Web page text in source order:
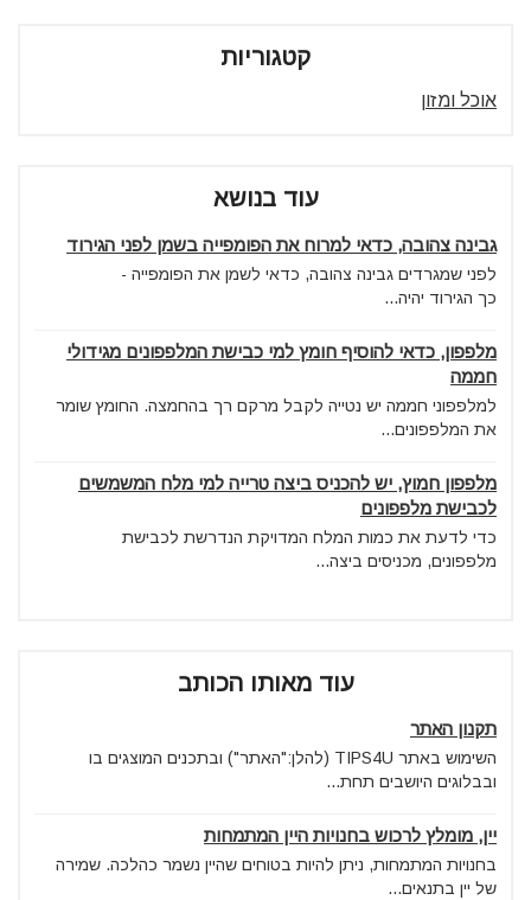
קטגוריות
אוכל ומזון
עוד בנושא
גבינה צהובה, כדאי למרוח את הפומפייה בשמן לפני הגירוד
לפני שמגרדים גבינה צהובה, כדאי לשמן את הפומפייה -
כך הגירוד יהיה...
מלפפון, כדאי להוסיף חומץ למי כבישת המלפפונים מגידולי
חממה
למלפפוני חממה יש נטייה לקבל מרקם רך בהחמצה. החומץ שומר
את המלפפונים...
מלפפון חמוץ, יש להכניס ביצה טרייה למי מלח המשמשים
לכבישת מלפפונים
כדי לדעת את כמות המלח המדויקת הנדרשת לכבישת
מלפפונים, מכניסים ביצה...
עוד מאותו הכותב
תקנון האתר
השימוש באתר TIPS4U (להלן:"האתר") ובתכנים המוצגים בו
ובבלוגים היושבים תחת...
יין, מומלץ לרכוש בחנויות היין המתמחות
בחנויות המתמחות, ניתן להיות בטוחים שהיין נשמר כהלכה. שמירה
של יין בתנאים...